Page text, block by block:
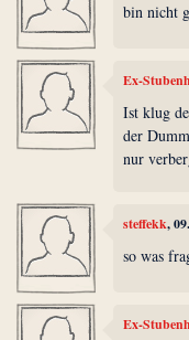
bin nicht
Ex-
Ist klug
der
nur
steffekk,
so was
Ex-